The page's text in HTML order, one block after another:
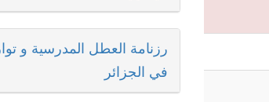
رزنامة العطل المدرسية و
في الجزائر